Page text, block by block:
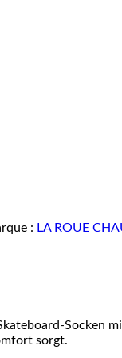
: LA ROUE
Socken
sorgt.